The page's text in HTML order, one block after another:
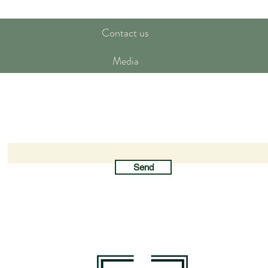
Contact us
Media
Send